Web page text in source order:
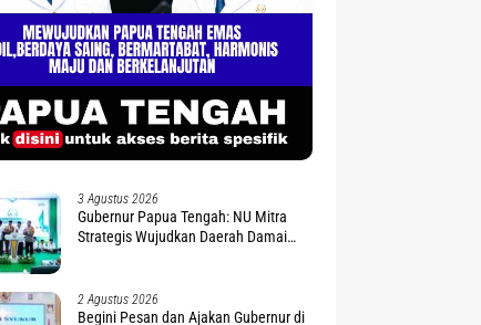
3 Agustus 2026
Gubernur Papua Tengah: NU Mitra
Strategis Wujudkan Daerah Damai
2 Agustus 2026
Begini Pesan dan Ajakan Gubernur di